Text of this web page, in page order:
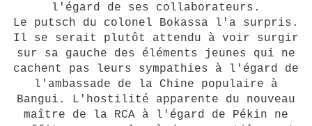
l'égard de ses collaborateurs.
Le putsch du colonel Bokassa l'a surpris.
Il se serait plutôt attendu à voir surgir
sur sa gauche des éléments jeunes qui ne
cachent pas leurs sympathies à l'égard de
l'ambassade de la Chine populaire à
Bangui. L'hostilité apparente du nouveau
maître de la RCA à l'égard de Pékin ne